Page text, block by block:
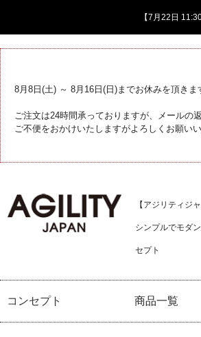
【7月22日
8月8日(土) ～ 8月16日(日)までお休みを頂きま
ご注文は24時間承っておりますが、メールの
ご不便をおかけいたしますがよろしくお願いい
【アジリティジ
シンプルでモダ
セプト
コンセプト 商品一覧